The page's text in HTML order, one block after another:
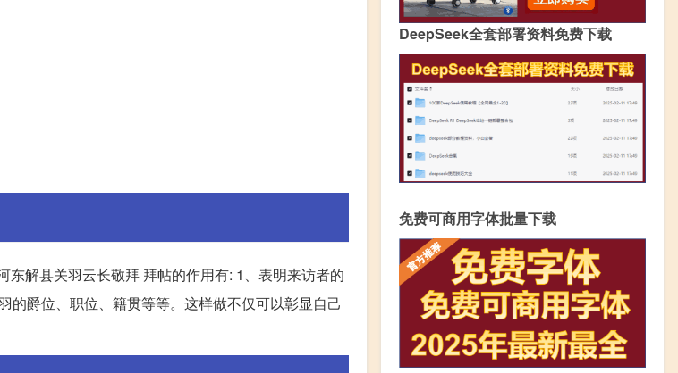
解县关羽云长敬拜 拜帖的作用有: 1、表明来访者的
的爵位、职位、籍贯等等。这样做不仅可以彰显自己
DeepSeek全套部署资料免费下载
免费可商用字体批量下载